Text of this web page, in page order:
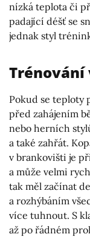
nízká teplota či
padající déšť se
jednak styl
Trénování
Pokud se teploty
před zahájením
nebo herních
a také zahřát.
v brankovišti je
a může velmi
tak měl začínat
a rozhýbáním
více tuhnout. S
až po řádném